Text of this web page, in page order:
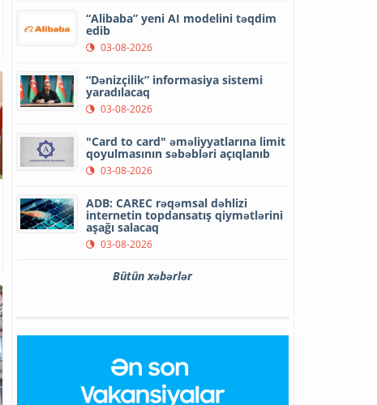
“Alibaba” yeni AI modelini təqdim
edib
03-08-2026
“Dənizçilik” informasiya sistemi
yaradılacaq
03-08-2026
"Card to card" əməliyyatlarına limit
qoyulmasının səbəbləri açıqlanıb
03-08-2026
ADB: CAREC rəqəmsal dəhlizi
internetin topdansatış qiymətlərini
aşağı salacaq
03-08-2026
Bütün xəbərlər